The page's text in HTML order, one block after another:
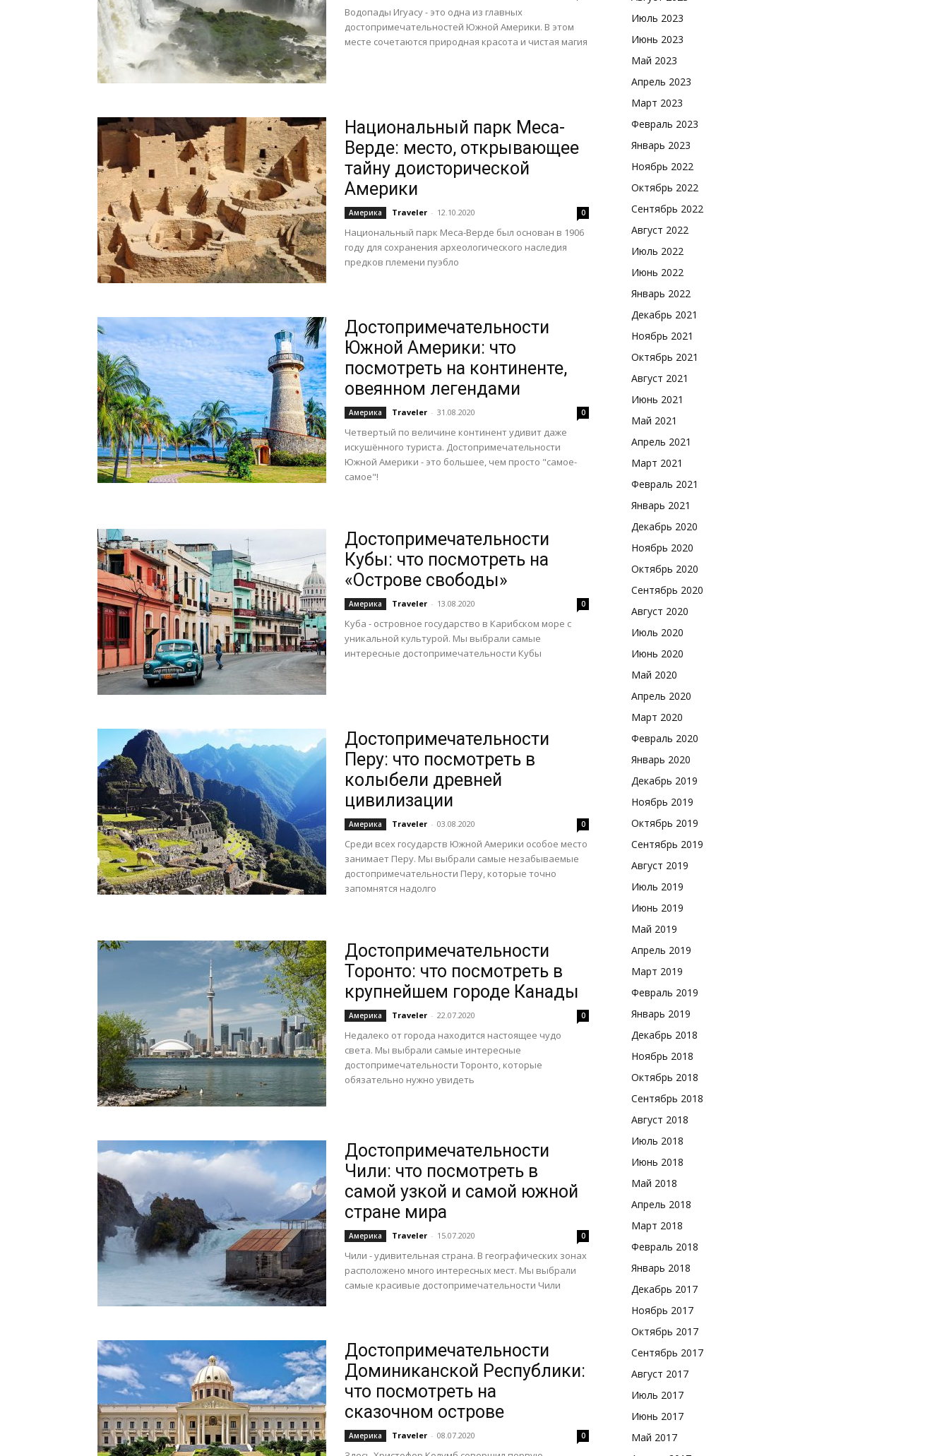
Водопады Игуасу - это одна из главных
достопримечательностей Южной Америки. В этом
месте сочетаются природная красота и чистая магия
Национальный парк Меса-
Верде: место, открывающее
тайну доисторической
Америки
Америка Traveler - 12.10.2020 0
Национальный парк Меса-Верде был основан в 1906
году для сохранения археологического наследия
предков племени пуэбло
Достопримечательности
Южной Америки: что
посмотреть на континенте,
овеянном легендами
Америка Traveler - 31.08.2020 0
Четвертый по величине континент удивит даже
искушённого туриста. Достопримечательности
Южной Америки - это большее, чем просто "самое-
самое"!
Достопримечательности
Кубы: что посмотреть на
«Острове свободы»
Америка Traveler - 13.08.2020 0
Куба - островное государство в Карибском море с
уникальной культурой. Мы выбрали самые
интересные достопримечательности Кубы
Достопримечательности
Перу: что посмотреть в
колыбели древней
цивилизации
Америка Traveler - 03.08.2020 0
Среди всех государств Южной Америки особое место
занимает Перу. Мы выбрали самые незабываемые
достопримечательности Перу, которые точно
запомнятся надолго
Достопримечательности
Торонто: что посмотреть в
крупнейшем городе Канады
Америка Traveler - 22.07.2020 0
Недалеко от города находится настоящее чудо
света. Мы выбрали самые интересные
достопримечательности Торонто, которые
обязательно нужно увидеть
Достопримечательности
Чили: что посмотреть в
самой узкой и самой южной
стране мира
Америка Traveler - 15.07.2020 0
Чили - удивительная страна. В географических зонах
расположено много интересных мест. Мы выбрали
самые красивые достопримечательности Чили
Достопримечательности
Доминиканской Республики:
что посмотреть на
сказочном острове
Америка Traveler - 08.07.2020 0
Июль 2023
Июнь 2023
Май 2023
Апрель 2023
Март 2023
Февраль 2023
Январь 2023
Ноябрь 2022
Октябрь 2022
Сентябрь 2022
Август 2022
Июль 2022
Июнь 2022
Январь 2022
Декабрь 2021
Ноябрь 2021
Октябрь 2021
Август 2021
Июнь 2021
Май 2021
Апрель 2021
Март 2021
Февраль 2021
Январь 2021
Декабрь 2020
Ноябрь 2020
Октябрь 2020
Сентябрь 2020
Август 2020
Июль 2020
Июнь 2020
Май 2020
Апрель 2020
Март 2020
Февраль 2020
Январь 2020
Декабрь 2019
Ноябрь 2019
Октябрь 2019
Сентябрь 2019
Август 2019
Июль 2019
Июнь 2019
Май 2019
Апрель 2019
Март 2019
Февраль 2019
Январь 2019
Декабрь 2018
Ноябрь 2018
Октябрь 2018
Сентябрь 2018
Август 2018
Июль 2018
Июнь 2018
Май 2018
Апрель 2018
Март 2018
Февраль 2018
Январь 2018
Декабрь 2017
Ноябрь 2017
Октябрь 2017
Сентябрь 2017
Август 2017
Июль 2017
Июнь 2017
Май 2017